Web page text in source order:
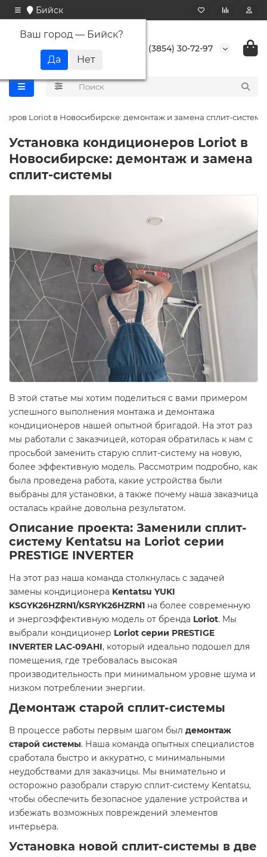
Бийск
Ваш город — Бийск?
+7 (3854) 30-72-97
Loriot в Новосибирске: демонтаж и замена сплит-системы
Установка кондиционеров Loriot в
Новосибирске: демонтаж и замена
сплит-системы
В этой статье мы хотим поделиться с вами примером
успешного выполнения монтажа и демонтажа
кондиционеров нашей опытной бригадой. На этот раз
мы работали с заказчицей, которая обратилась к нам с
просьбой заменить старую сплит-систему на новую,
более эффективную модель. Рассмотрим подробно, как
была проведена работа, какие устройства были
выбраны для установки, а также почему наша заказчица
осталась крайне довольна результатом.
Описание проекта: Заменили сплит-
систему Kentatsu на Loriot серии
PRESTIGE INVERTER
На этот раз наша команда столкнулась с задачей
замены кондиционера Kentatsu YUKI
KSGYK26HZRN1/KSRYK26HZRN1 на более современную
и энергоэффективную модель от бренда Loriot. Мы
выбрали кондиционер Loriot серии PRESTIGE
INVERTER LAC-09AHI, который идеально подошел для
помещения, где требовалась высокая
производительность при минимальном уровне шума и
низком потреблении энергии.
Демонтаж старой сплит-системы
В процессе работы первым шагом был демонтаж
старой системы. Наша команда опытных специалистов
сработала быстро и аккуратно, с минимальными
неудобствами для заказчицы. Мы внимательно и
осторожно разобрали старую сплит-систему Kentatsu,
чтобы обеспечить безопасное удаление устройства и
избежать возможных повреждений элементов
интерьера.
Установка новой сплит-системы в две